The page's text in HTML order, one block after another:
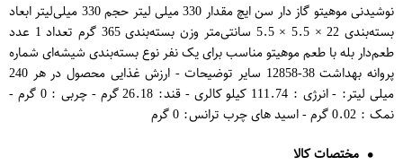
نوشیدنی موهیتو گاز دار سن ایچ مقدار 330 میلی لیتر حجم 330 میلی‌لیتر ابعاد
بسته‌بندی 22 × 5.5 × 5.5 سانتی‌متر وزن بسته‌بندی 365 گرم تعداد 1 عدد
طعم‌دار بله با طعم موهیتو مناسب برای یک نفر نوع بسته‌بندی شیشه‌ای شماره
پروانه بهداشت 38-12858 سایر توضیحات - ارزش غذایی محصول در هر 240
میلی لیتر: - انرژی : 111.74 کیلو کالری - قند: 26.18 گرم - چربی : 0 گرم -
نمک : 0.02 گرم - اسید های چرب ترانس: 0 گرم
مختصات کالا